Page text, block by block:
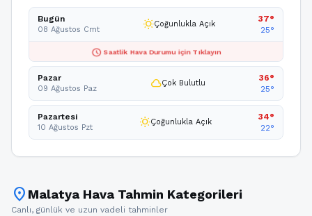
Bugün
08 Ağustos Cmt wb_sunnyÇoğunlukla Açık
37°
25°
schedule Saatlik Hava Durumu için Tıklayın
Pazar
09 Ağustos Paz cloudÇok Bulutlu
36°
25°
Pazartesi
10 Ağustos Pzt wb_sunnyÇoğunlukla Açık
34°
22°
location_on Malatya Hava Tahmin Kategorileri
Canlı, günlük ve uzun vadeli tahminler